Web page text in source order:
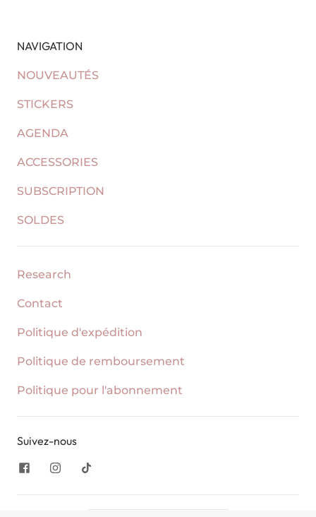
NAVIGATION
NOUVEAUTÉS
STICKERS
AGENDA
ACCESSORIES
SUBSCRIPTION
SOLDES
Research
Contact
Politique d'expédition
Politique de remboursement
Politique pour l'abonnement
Suivez-nous